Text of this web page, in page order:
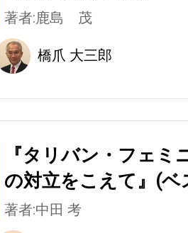
著者:鹿島 茂
橋爪 大三郎
『タリバン・フェ
の対立をこえて』(
著者:中田 考